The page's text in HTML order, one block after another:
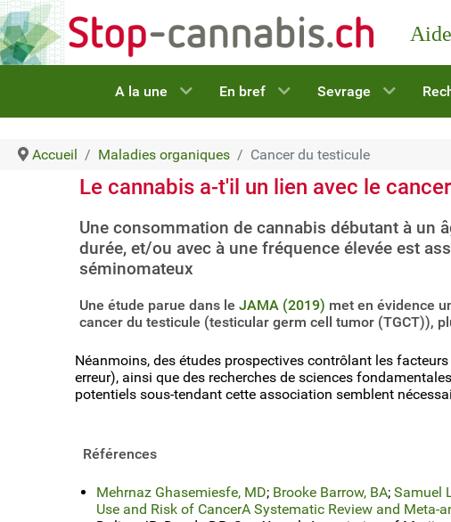
A la une En bref Sevrage
Accueil Maladies organiques Cancer du testicule
Le cannabis a-t'il un lien avec le
Une consommation de cannabis débutant à un
durée, et/ou avec à une fréquence élevée est
séminomateux
Une étude parue dans le JAMA (2019) met en évidence
cancer du testicule (testicular germ cell tumor (TGCT)),
Néanmoins, des études prospectives contrôlant les
erreur), ainsi que des recherches de sciences
potentiels sous-tendant cette association semblent
Références
Mehrnaz Ghasemiesfe, MD; Brooke Barrow, BA; Samuel
Use and Risk of CancerA Systematic Review and Meta-